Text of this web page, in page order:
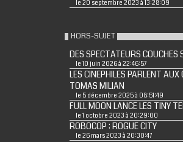
le 20 septembre 2023 à 13:28:09
HORS-SUJET
DES SPECTATEURS COUCHES
le 10 juin 2026 à 22:46:57
LES CINEPHILES PARLENT AUX
TOMAS MILIAN
le 5 décembre 2025 à 08:51:49
FULL MOON LANCE LES TINY
le 1 octobre 2023 à 20:29:00
ROBOCOP : ROGUE CITY
le 26 mars 2023 à 20:30:47